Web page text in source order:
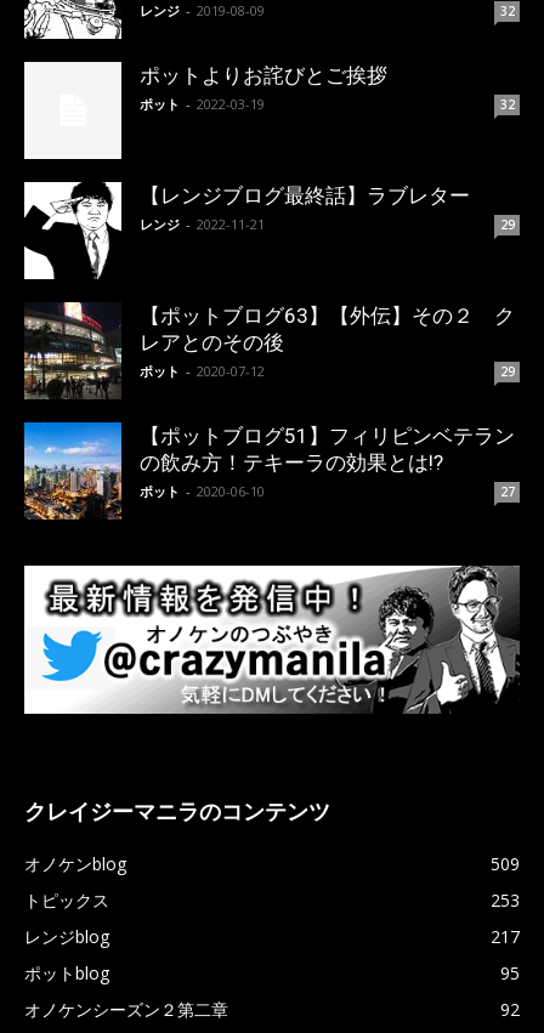
レンジ - 2019-08-09 32
ポットよりお詫びとご挨拶
ポット - 2022-03-19 32
【レンジブログ最終話】ラブレター
レンジ - 2022-11-21 29
【ポットブログ63】【外伝】その２ ク
レアとのその後
ポット - 2020-07-12 29
【ポットブログ51】フィリピンベテラン
の飲み方！テキーラの効果とは!?
ポット - 2020-06-10 27
クレイジーマニラのコンテンツ
オノケンblog
509
トピックス
253
レンジblog
217
ポットblog
95
オノケンシーズン２第二章
92